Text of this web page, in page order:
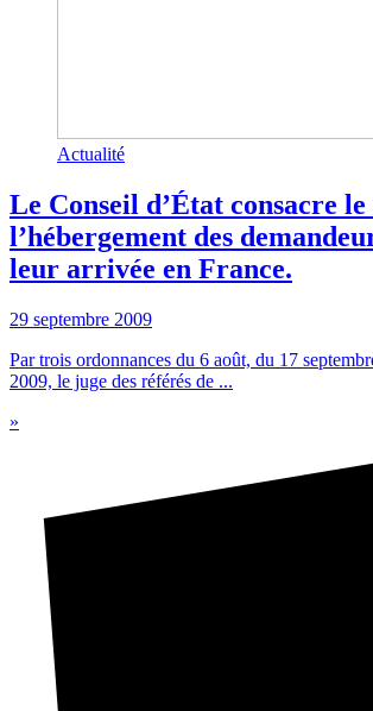
Actualité
Le Conseil d’État consacre
l’hébergement des
leur arrivée en France.
29 septembre 2009
Par trois ordonnances du 6 août, du 17
2009, le juge des référés de ...
»